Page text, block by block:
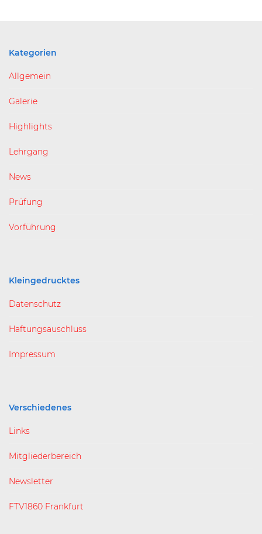
Kategorien
Allgemein
Galerie
Highlights
Lehrgang
News
Prüfung
Vorführung
Kleingedrucktes
Datenschutz
Haftungsauschluss
Impressum
Verschiedenes
Links
Mitgliederbereich
Newsletter
FTV1860 Frankfurt